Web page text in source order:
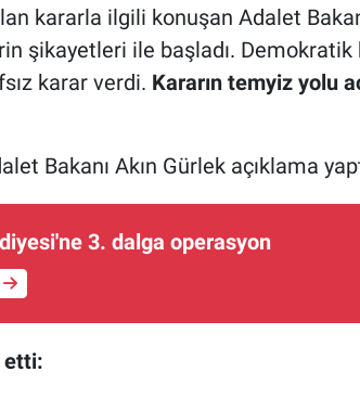
kararla ilgili konuşan Adalet
şikayetleri ile başladı. Demokratik
karar verdi. Kararın temyiz yolu
Bakanı Akın Gürlek açıklama
3. dalga operasyon
etti: